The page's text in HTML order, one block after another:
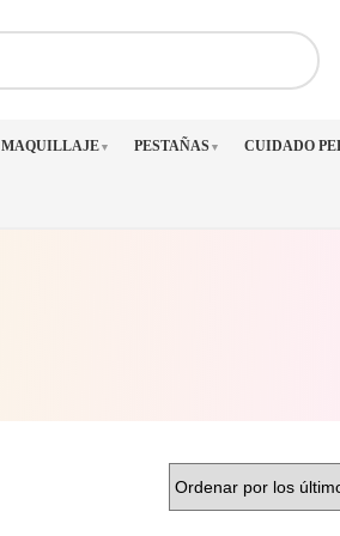
MAQUILLAJE ▼ PESTAÑAS ▼ CUIDADO